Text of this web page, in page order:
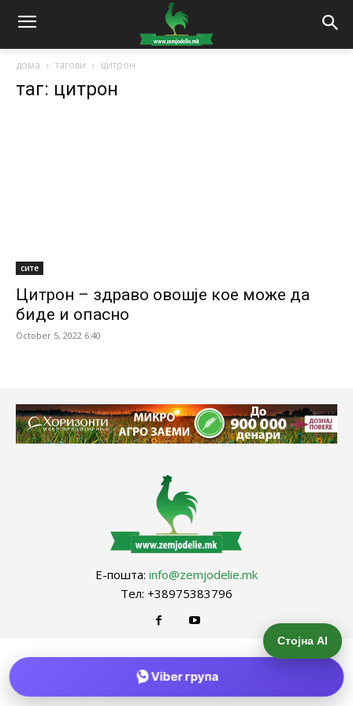
дома тагови цитрон
таг: цитрон
сите
Цитрон – здраво овошје кое може да
биде и опасно
October 5, 2022 6:40
Е-пошта: info@zemjodelie.mk
Тел: +38975383796
Стојна AI
Viber група